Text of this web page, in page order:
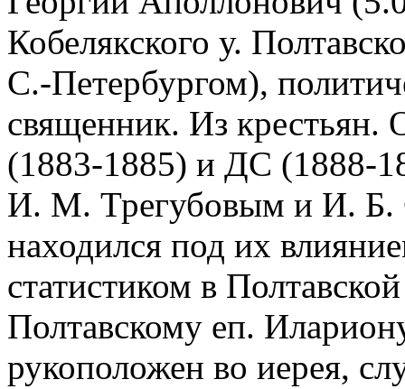
Кобелякского у.
С.-Петербургом),
священник. Из крестьян.
(1883-1885) и ДС (1888-
И. М. Трегубовым и И. Б.
находился под их
статистиком в
Полтавскому еп.
рукоположен во иерея,